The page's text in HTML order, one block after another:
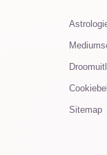
Sitemap